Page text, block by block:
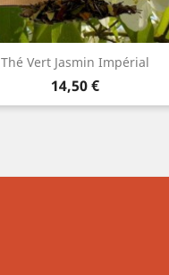
Thé Vert Jasmin Impérial
Prix
14,50 €
Aperçu rapide